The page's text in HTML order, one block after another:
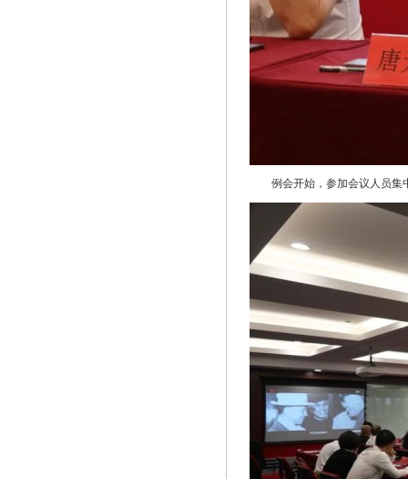
例会开始，参加会议人员